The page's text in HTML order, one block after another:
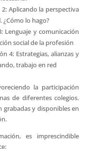
2: Aplicando la perspectiva
¿Cómo lo hago?
Lenguaje y comunicación
social de la profesión
4: Estrategias, alianzas y
trabajo en red
la participación
de diferentes colegios.
grabadas y disponibles en
es imprescindible